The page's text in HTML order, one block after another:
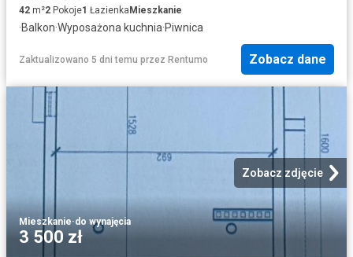
42 m²2 Pokoje1 Łazienka Mieszkanie
·Balkon·Wyposażona kuchnia·Piwnica
Zaktualizowano 5 dni temu przez Rentumo Zobacz dane
Zobacz zdjęcie
Mieszkanie·do wynajęcia
3 500 zł